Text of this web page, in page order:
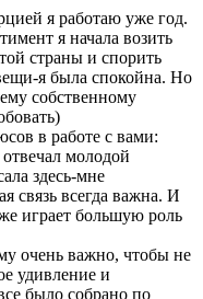
я работаю уже год.
я начала возить
страны и спорить
я была спокойна. Но
собственному
в работе с вами:
молодой
здесь-мне
связь всегда важна. И
играет большую роль
очень важно, чтобы не
удивление и
было собрано по